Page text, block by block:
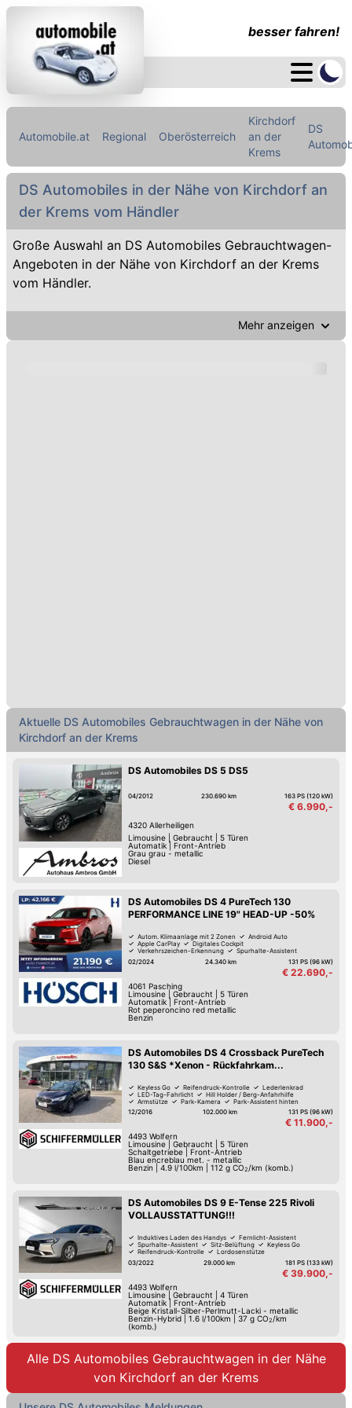
besser fahren!
Automobile.at Regional Oberösterreich
Kirchdorf
an der
Krems
DS
DS Automobiles in der Nähe von Kirchdorf an
der Krems vom Händler
Große Auswahl an DS Automobiles Gebrauchtwagen-
Angeboten in der Nähe von Kirchdorf an der Krems
vom Händler.
Mehr anzeigen
Aktuelle DS Automobiles Gebrauchtwagen in der Nähe von
Kirchdorf an der Krems
DS Automobiles DS 5 DS5
04/2012 230.690 km 163 PS (120 kW)
€ 6.990,-
4320 Allerheiligen
Limousine| Gebraucht|
5 Türen
Automatik| Front-Antrieb
Grau grau - metallic
Diesel
DS Automobiles DS 4 PureTech 130
PERFORMANCE LINE 19" HEAD-UP -50%
Autom. Klimaanlage mit 2 Zonen
Android Auto
Apple CarPlay
Digitales Cockpit
Verkehrszeichen-Erkennung
Spurhalte-Assistent
02/2024 24.340 km 131 PS (96 kW)
€ 22.690,-
4061 Pasching
Limousine| Gebraucht
5 Türen
Automatik| Front-Antrieb
Rot peperoncino red metallic
Benzin
DS Automobiles DS 4 Crossback PureTech
130 S&S *Xenon - Rückfahrkam...
Keyless Go Reifendruck-Kontrolle
Lederlenkrad
LED-Tag-Fahrlicht
Hill Holder / Berg-Anfahrhilfe
Armstütze
Park-Kamera
Park-Assistent hinten
12/2016
102.000 km 131 PS (96 kW)
€ 11.900,-
4493 Wolfern
Limousine| Gebraucht
5 Türen
Schaltgetriebe| Front-Antrieb
Blau encreblau met. - metallic
Benzin
4.9 l/100km 112 g CO2 /km (komb.)
DS Automobiles DS 9 E-Tense 225 Rivoli
VOLLAUSSTATTUNG!!!
Induktives Laden des Handys
Fernlicht-Assistent
Spurhalte-Assistent
Sitz-Belüftung
Keyless Go
Reifendruck-Kontrolle
Lordosenstütze
03/2022 29.000 km 181 PS (133 kW)
€ 39.900,-
4493 Wolfern
Limousine| Gebraucht
4 Türen
Automatik| Front-Antrieb
Beige Kristall-Silber-Perlmutt-Lacki - metallic
Benzin-Hybrid
1.6 l/100km 37 g CO2 /km
(komb.)
Alle DS Automobiles Gebrauchtwagen in der Nähe
von Kirchdorf an der Krems